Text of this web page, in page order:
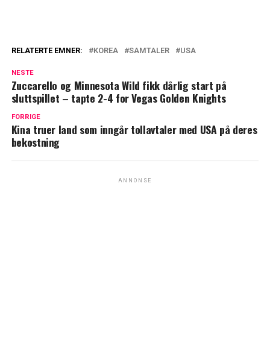
RELATERTE EMNER: KOREA SAMTALER USA
NESTE
Zuccarello og Minnesota Wild fikk dårlig start på
sluttspillet – tapte 2-4 for Vegas Golden Knights
FORRIGE
Kina truer land som inngår tollavtaler med USA på deres
bekostning
ANNONSE